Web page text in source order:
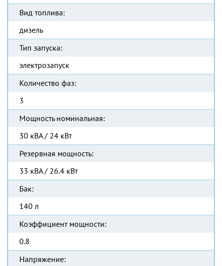
Вид топлива:
дизель
Тип запуска:
электрозапуск
Количество фаз:
3
Мощность номинальная:
30 кВА / 24 кВт
Резервная мощность:
33 кВА / 26.4 кВт
Бак:
140 л
Коэффициент мощности:
0.8
Напряжение: